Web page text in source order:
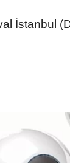
İstanbul